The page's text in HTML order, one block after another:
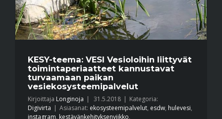
KESY-teema: VESI Vesioloihin liittyvät
toimintaperiaatteet kannustavat
turvaamaan paikan
vesiekosysteemipalvelut
Kirjoittaja Longinoja | 31.5.2018 | Kategoria:
Digivirta | Asiasanat: ekosysteemipalvelut, esdw, hulevesi,
instagram, kestävänkehityksenviikko,